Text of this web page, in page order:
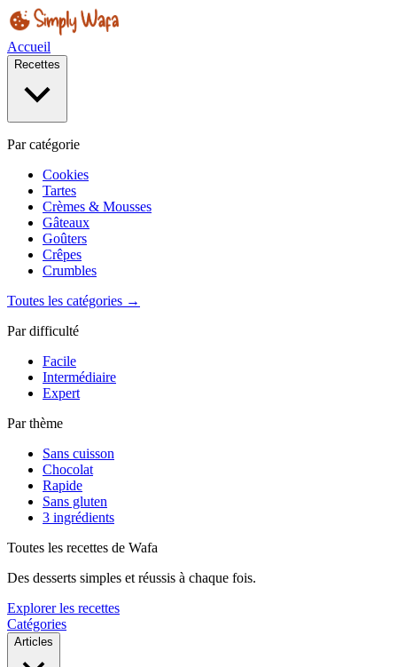
Accueil
Recettes
Par catégorie
Cookies
Tartes
Crèmes & Mousses
Gâteaux
Goûters
Crêpes
Crumbles
Toutes les catégories →
Par difficulté
Facile
Intermédiaire
Expert
Par thème
Sans cuisson
Chocolat
Rapide
Sans gluten
3 ingrédients
Toutes les recettes de Wafa
Des desserts simples et réussis à chaque fois.
Explorer les recettes
Catégories
Articles